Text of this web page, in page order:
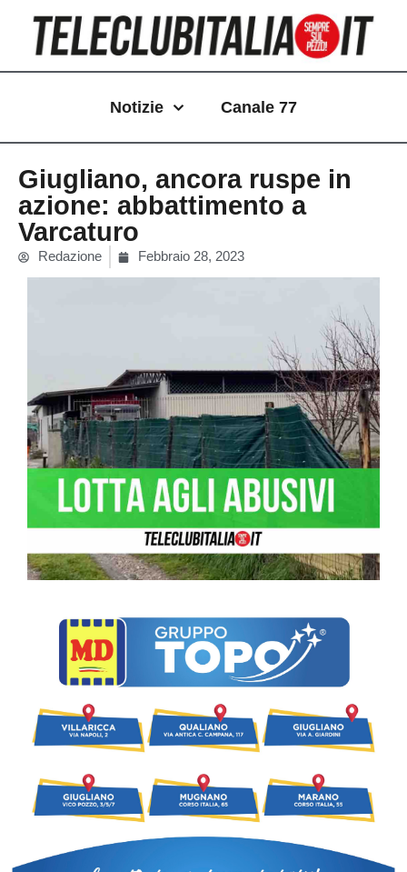
contenuto
Notizie Canale 77
Giugliano, ancora ruspe in
azione: abbattimento a
Varcaturo
Redazione Febbraio 28, 2023